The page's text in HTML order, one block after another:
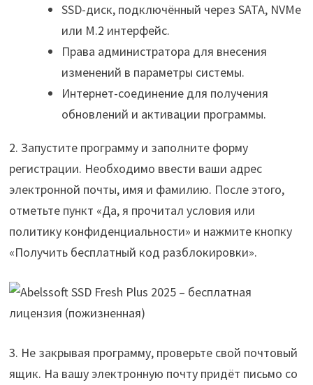
SSD-диск, подключённый через SATA, NVMe
или M.2 интерфейс.
Права администратора для внесения
изменений в параметры системы.
Интернет-соединение для получения
обновлений и активации программы.
2. Запустите программу и заполните форму
регистрации. Необходимо ввести ваши адрес
электронной почты, имя и фамилию. После этого,
отметьте пункт «Да, я прочитал условия или
политику конфиденциальности» и нажмите кнопку
«Получить бесплатный код разблокировки».
3. Не закрывая программу, проверьте свой почтовый
ящик. На вашу электронную почту придёт письмо со